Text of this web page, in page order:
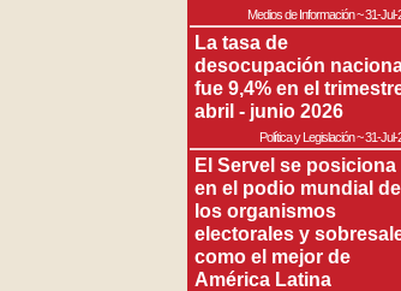
Medios de Información~31-Jul-
La tasa de
desocupación
fue 9,4% en el
abril - junio 2026
Política y Legislación~31-Jul-
El Servel se posiciona
en el podio mundial de
los organismos
electorales y
como el mejor de
América Latina